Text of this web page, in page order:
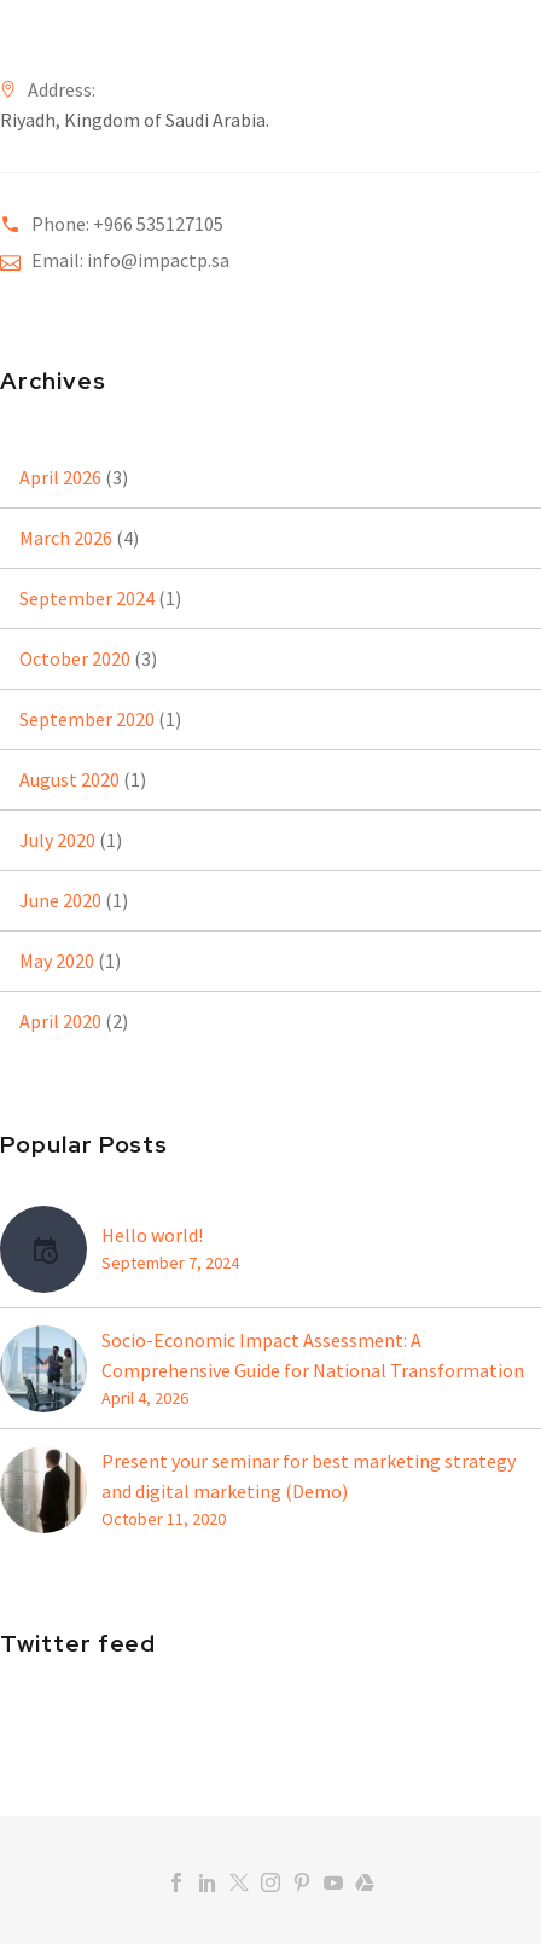
Address:
Riyadh, Kingdom of Saudi Arabia.
Phone: +966 535127105
Email: info@impactp.sa
Archives
April 2026 (3)
March 2026 (4)
September 2024 (1)
October 2020 (3)
September 2020 (1)
August 2020 (1)
July 2020 (1)
June 2020 (1)
May 2020 (1)
April 2020 (2)
Popular Posts
Hello world!
September 7, 2024
Socio-Economic Impact Assessment: A
Comprehensive Guide for National Transformation
April 4, 2026
Present your seminar for best marketing strategy
and digital marketing (Demo)
October 11, 2020
Twitter feed